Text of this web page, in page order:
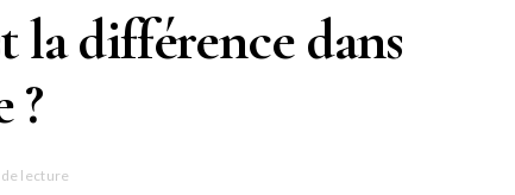
la différence dans
?
lecture